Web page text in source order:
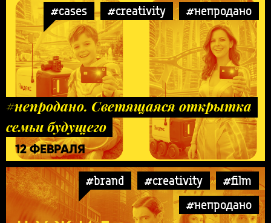
#cases #creativity #непродано
#непродано. Светящаяся открытка
семьи будущего
12 ФЕВРАЛЯ
#brand #creativity
#film
#непродано